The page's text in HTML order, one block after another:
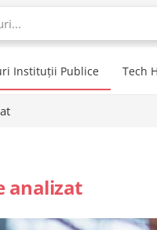
When
Instituții Publice Tech
analizat